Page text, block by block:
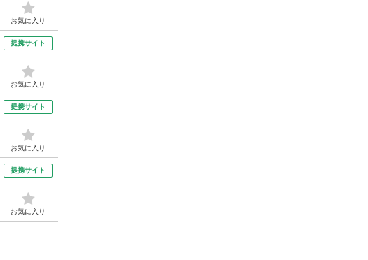
お気に入り
提携サイト
お気に入り
提携サイト
お気に入り
提携サイト
お気に入り